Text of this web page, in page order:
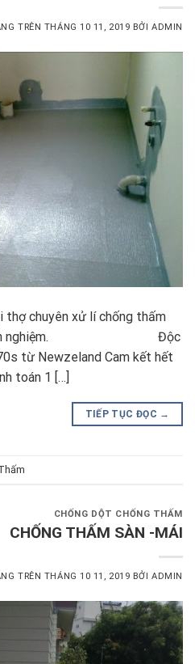
TRÊN THÁNG 10 11, 2019 BỞIADMIN
thợ chuyên xử lí chống thấm
kinh nghiệm. Độc
từ Newzeland Cam kết hết
toán 1 […]
TIẾP TỤC ĐỌC →
CHỐNG DỘT CHỐNG THẤM
CHỐNG THẤM SÀN -MÁI
TRÊN THÁNG 10 11, 2019 BỞIADMIN